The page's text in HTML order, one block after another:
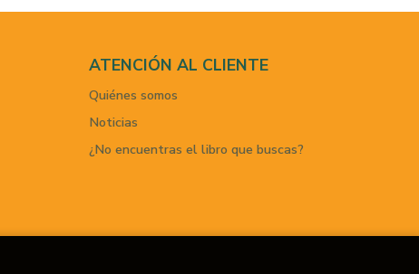
ATENCIÓN AL CLIENTE
Quiénes somos
Noticias
¿No encuentras el libro que buscas?